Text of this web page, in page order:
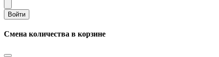
Войти
Смена количества в корзине